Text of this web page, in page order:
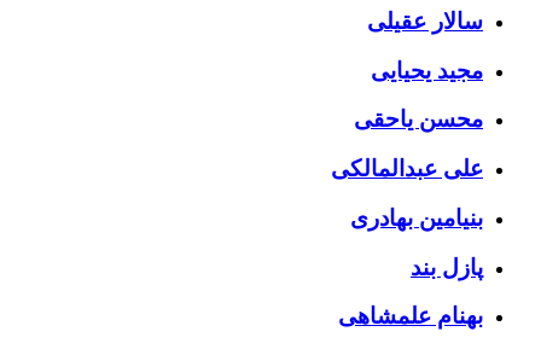
سالار عقیلی
مجید یحیایی
محسن یاحقی
علی عبدالمالکی
بنیامین بهادری
پازل بند
بهنام علمشاهی